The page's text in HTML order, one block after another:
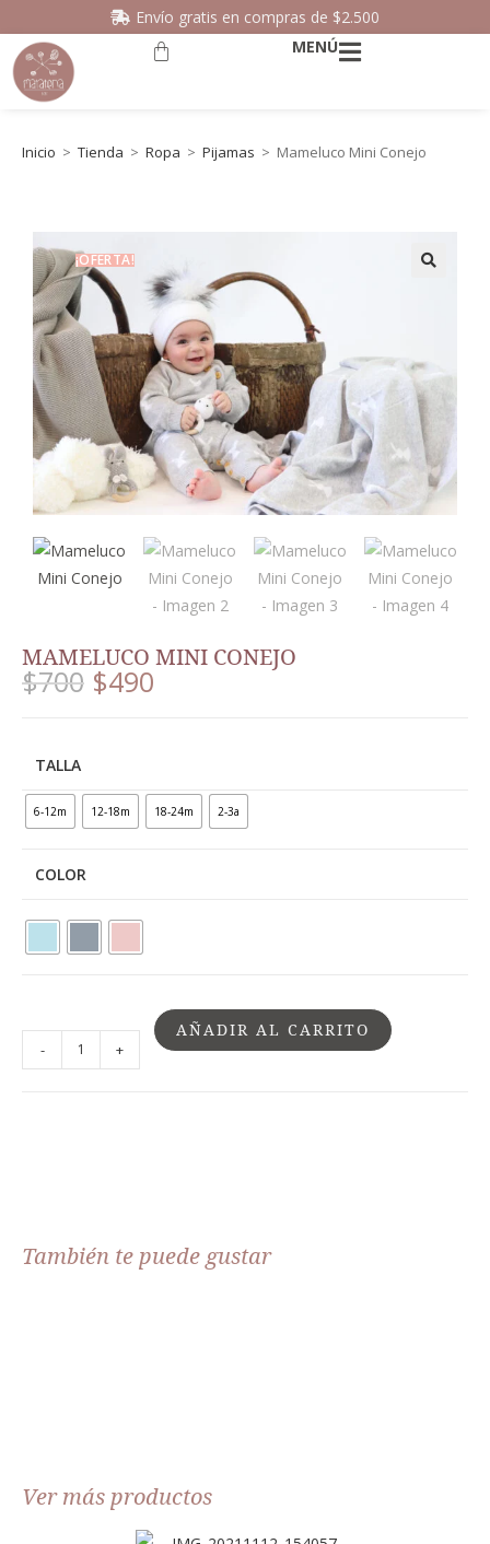
Envío gratis en compras de $2.500
MENÚ
Inicio > Tienda > Ropa > Pijamas > Mameluco Mini Conejo
¡OFERTA!
MAMELUCO MINI CONEJO
$700 $490
TALLA
6-12m 12-18m 18-24m 2-3a
COLOR
- +
AÑADIR AL CARRITO
También te puede gustar
Ver más productos